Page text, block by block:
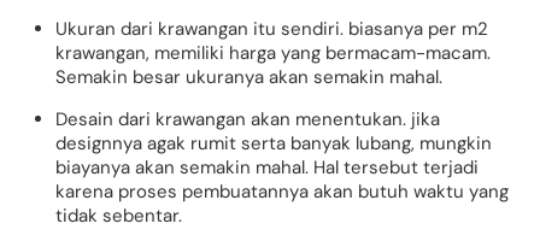
Ukuran dari krawangan itu sendiri. biasanya per m2
krawangan, memiliki harga yang bermacam-macam.
Semakin besar ukuranya akan semakin mahal.
Desain dari krawangan akan menentukan. jika
designnya agak rumit serta banyak lubang, mungkin
biayanya akan semakin mahal. Hal tersebut terjadi
karena proses pembuatannya akan butuh waktu yang
tidak sebentar.